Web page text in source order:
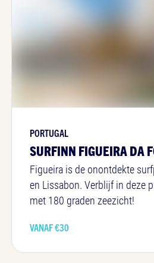
PORTUGAL
SURFINN FIGUEIRA DA
Figueira is de onontdekte
en Lissabon. Verblijf in deze
met 180 graden zeezicht!
VANAF €30